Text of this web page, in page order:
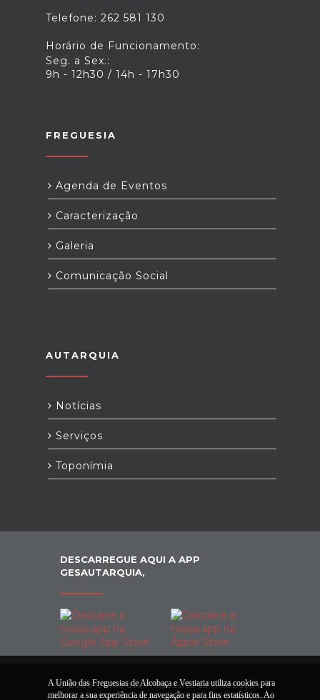
Telefone: 262 581 130
Horário de Funcionamento:
Seg. a Sex.:
9h - 12h30 / 14h - 17h30
FREGUESIA
Agenda de Eventos
Caracterização
Galeria
Comunicação Social
AUTARQUIA
Notícias
Serviços
Toponímia
DESCARREGUE AQUI A APP
GESAUTARQUIA,
© 2026 União das Freguesias de Alcobaça e
A União das Freguesias de Alcobaça e Vestiaria utiliza cookies para
melhorar a sua experiência de navegação e para fins estatísticos. Ao